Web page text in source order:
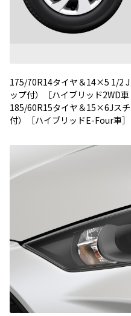
175/70R14タイヤ＆14×5 1/2
ップ付）［ハイブリッド2WD車
185/60R15タイヤ＆15×6Jス
付）［ハイブリッドE-Four車］